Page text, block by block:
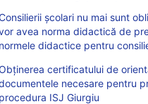
școlari nu mai sunt
avea norma didactică de
normele didactice pentru
certificatului de
necesare pentru
procedura ISJ Giurgiu